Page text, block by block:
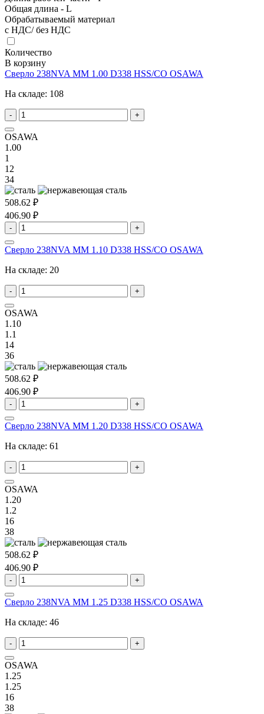
Общая длина - L
Обрабатываемый материал
с НДС/ без НДС
Количество
В корзину
Сверло 238NVA MM 1.00 D338 HSS/CO OSAWA
На складе: 108
- +
OSAWA
1.00
1
12
34
508.62 ₽
406.90 ₽
- +
Сверло 238NVA MM 1.10 D338 HSS/CO OSAWA
На складе: 20
- +
OSAWA
1.10
1.1
14
36
508.62 ₽
406.90 ₽
- +
Сверло 238NVA MM 1.20 D338 HSS/CO OSAWA
На складе: 61
- +
OSAWA
1.20
1.2
16
38
508.62 ₽
406.90 ₽
- +
Сверло 238NVA MM 1.25 D338 HSS/CO OSAWA
На складе: 46
- +
OSAWA
1.25
1.25
16
38